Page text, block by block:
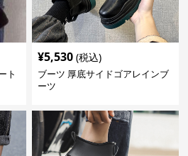
ト
¥5,530 (税込)
ブーツ 厚底サイドゴアレインブ
ーツ